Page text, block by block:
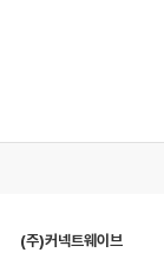
(주)커넥트웨이브